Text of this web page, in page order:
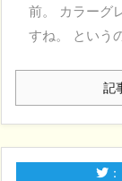
前。 カラーグ
すね。 という
記
：